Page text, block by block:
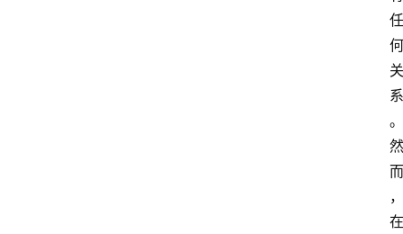
任
何
关
系
。
然
而
，
在